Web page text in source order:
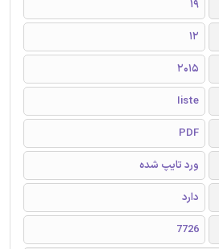
19
12
2015
Iiste
PDF
ورد تایپ شده
دارد
7726